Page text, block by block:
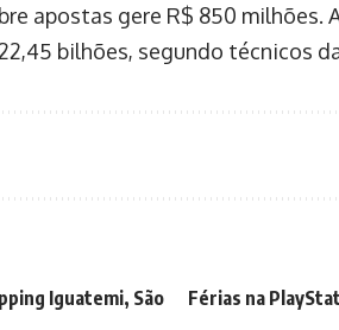
apostas gere R$ 850 milhões.
bilhões, segundo técnicos
Iguatemi, São
Férias na